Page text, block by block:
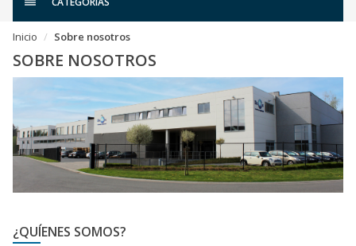
Inicio Sobre nosotros
SOBRE NOSOTROS
¿QUÍENES SOMOS?